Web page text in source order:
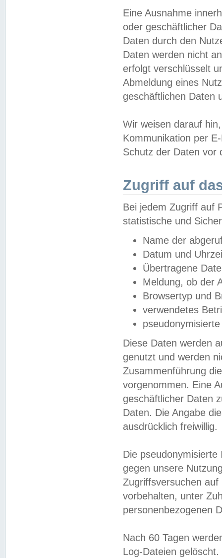
Eine Ausnahme
oder geschäftlicher
Daten durch den
Daten werden nicht
erfolgt verschlüsselt
Abmeldung eines
geschäftlichen Daten
Wir weisen darauf
Kommunikation per
Schutz der Daten vor
Zugriff auf
Bei jedem Zugriff auf
statistische und
Name der
Datum und
Übertragene
Meldung, ob der
Browsertyp und
verwendetes
Diese Daten werden
genutzt und werden
Zusammenführung
vorgenommen. Eine
geschäftlicher Daten
Daten. Die Angabe
ausdrücklich freiwillig.
Die
gegen unsere
Zugriffsversuchen
vorbehalten, unter
personenbezogenen
Nach 60 Tagen
Log-Dateien